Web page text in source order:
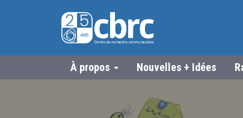
À propos Nouvelles + Idées